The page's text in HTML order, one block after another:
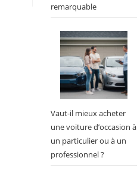
remarquable
Vaut-il mieux acheter
une voiture d’occasion à
un particulier ou à un
professionnel ?